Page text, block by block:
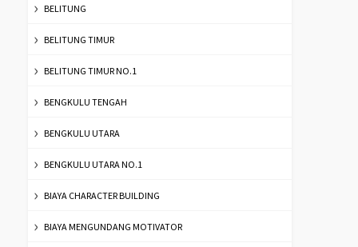
BELITUNG
BELITUNG TIMUR
BELITUNG TIMUR NO.1
BENGKULU TENGAH
BENGKULU UTARA
BENGKULU UTARA NO.1
BIAYA CHARACTER BUILDING
BIAYA MENGUNDANG MOTIVATOR